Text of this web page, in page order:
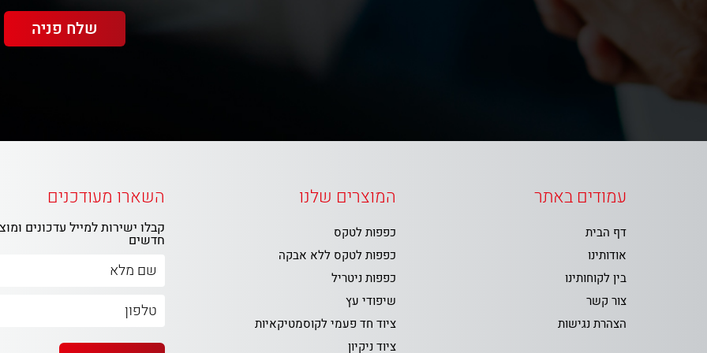
עמודים באתר
דף הבית
אודותינו
בין לקוחותינו
צור קשר
הצהרת נגישות
המוצרים שלנו
כפפות לטקס
כפפות לטקס ללא אבקה
כפפות ניטריל
שיפודי עץ
ציוד חד פעמי לקוסמטיקאיות
ציוד ניקיון
השארו מעודכנים
קבלו ישירות למייל עדכונים
חדשים